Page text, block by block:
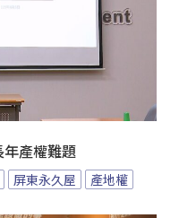
年產權難題
屏東永久屋 產地權